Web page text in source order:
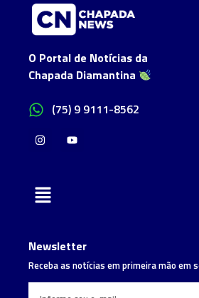
O Portal de Notícias da
Chapada Diamantina
(75) 9 9111-8562
Newsletter
Receba as notícias em primeira mão em